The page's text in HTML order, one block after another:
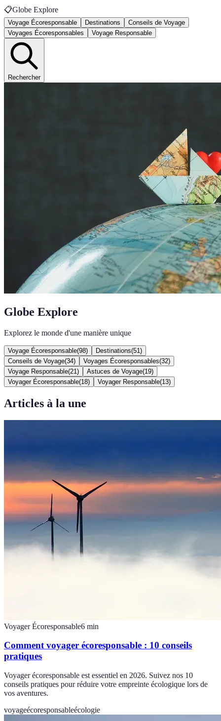
📋Globe Explore
Voyage Écoresponsable Destinations
Conseils de Voyage
Voyages Écoresponsables
Voyage Responsable
Rechercher
Globe Explore
Explorez le monde d'une manière unique
Voyage Écoresponsable(98) Destinations(51 )
Conseils de Voyage(34) Voyages Écoresponsables(32)
Voyage Responsable(21 ) Astuces de Voyage(19)
Voyager Écoresponsable(18) Voyager Responsable(13)
Articles à la une
Voyager Écoresponsable6 min
Comment voyager écoresponsable : 10 conseils
pratiques
Voyager écoresponsable est essentiel en 2026. Suivez nos 10
conseils pratiques pour réduire votre empreinte écologique lors de
vos aventures.
voyageécoresponsableécologie